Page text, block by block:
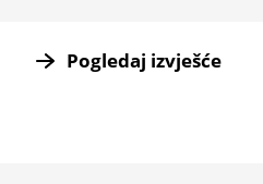
Pogledaj izvješće